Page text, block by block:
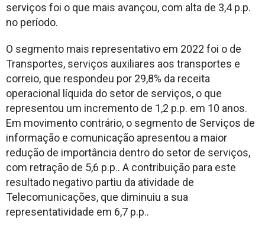
serviços foi o que mais avançou, com alta de 3,4 p.p.
no período.
O segmento mais representativo em 2022 foi o de
Transportes, serviços auxiliares aos transportes e
correio, que respondeu por 29,8% da receita
operacional líquida do setor de serviços, o que
representou um incremento de 1,2 p.p. em 10 anos.
Em movimento contrário, o segmento de Serviços de
informação e comunicação apresentou a maior
redução de importância dentro do setor de serviços,
com retração de 5,6 p.p.. A contribuição para este
resultado negativo partiu da atividade de
Telecomunicações, que diminuiu a sua
representatividade em 6,7 p.p..